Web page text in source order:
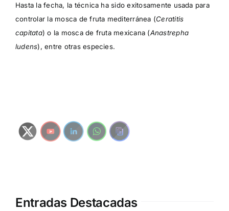
Hasta la fecha, la técnica ha sido exitosamente usada para
controlar la mosca de fruta mediterránea (Ceratitis
capitata) o la mosca de fruta mexicana (Anastrepha
ludens), entre otras especies.
Entradas Destacadas